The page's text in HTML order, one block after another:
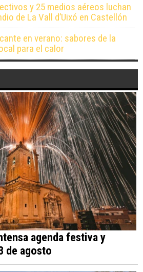
y 25 medios aéreos luchan
de La Vall d’Uixó en Castellón
en verano: sabores de la
para el calor
agenda festiva y
de agosto